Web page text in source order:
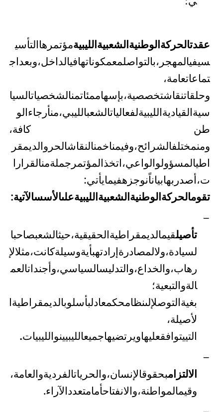
عقدتالحركةالوطنيةالشعبيةالليبيةمؤتمرهاالتأسي
سيفيالمهجر،بالتواصلمعمكوناتهافيالداخل،وبعداج
تماعاتعامة،
وحلقاتنقاشتخصصية،بإسهاممئاتمنالشخصياتالسيا
سيةالقياديةالليبيةلفعالياتالشعبالليبي،منأرجاءالو
طن كافة،
ومنمختلفالشرائح،وفيمناخمنالنقاشالحر والديمقر
اطيالمسؤولوالواعي،اتخذالمؤتمر جملةمنالقرارا
ت،أصدر بهابياناًنوجزهفيمايأتي:
تقومالحركةالوطنيةالشعبيةالليبيةعلىالأسسالآتية:
–
تأصيلقيمالديمقراطيةالحقيقية،حيثالشعبصاحبا
لسيادة،ولالمصادرةإرادتهبأيةوسيلةكانت،مثلالإ
رهاب،والخداع،والتدليسالسياسي،وأجنداتالعم
الةوالتبعية؛
بغيةالتوصلإلىنظامحكمعادلبأسلوبالديمقراطيةا
لأصيلة،
التييتوافقعليهاويرتضيهاجميعالليبيينوالليبيات.
–
الالتزامبحقوقالإنسان،والحرياتالفرديةوالعامة،
وقيمالمواطنة،والانفتاحأمامتعددالآراء.